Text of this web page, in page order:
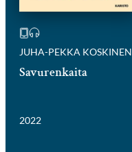
JUHA-PEKKA KOSKINEN
Savurenkaita
2022